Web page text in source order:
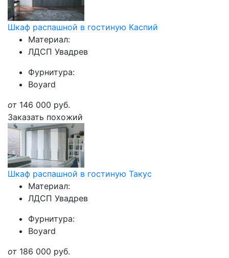
Шкаф распашной в гостиную Каспий
Материал:
ЛДСП Увадрев
Фурнитура:
Boyard
от 146 000 руб.
Заказать похожий
Шкаф распашной в гостиную Такус
Материал:
ЛДСП Увадрев
Фурнитура:
Boyard
от 186 000 руб.